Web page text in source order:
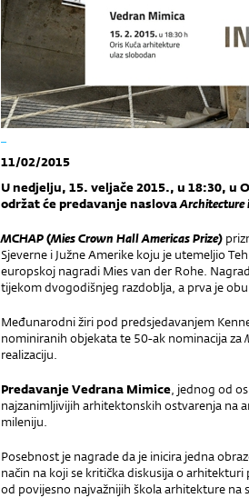
11/02/2015
U nedjelju, 15. veljače 2015., u 18:30,
održat će predavanje naslovaArchitecture
MCHAP(Mies Crown Hall Americas Prize)
Sjeverne i Južne Amerike koju je utemeljio
europskoj nagradi Mies van der Rohe.
tijekom dvogodišnjeg razdoblja, a prva je
Međunarodni žiri pod predsjedavanjem
nominiranih objekata te 50-ak nominacija za
realizaciju.
Predavanje Vedrana Mimice, jednog od
najzanimljivijih arhitektonskih ostvarenja na
mileniju.
Posebnost je nagrade da je inicira jedna
način na koji se kritička diskusija o
od povijesno najvažnijih škola arhitekture na